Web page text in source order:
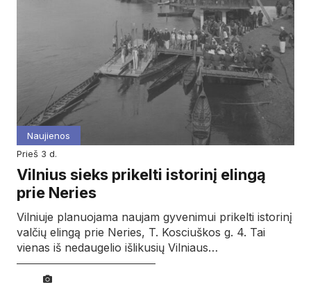
Naujienos
prieš 3 d.
Vilnius sieks prikelti istorinį elingą
prie Neries
Vilniuje planuojama naujam gyvenimui prikelti istorinį
valčių elingą prie Neries, T. Kosciuškos g. 4. Tai
vienas iš nedaugelio išlikusių Vilniaus…